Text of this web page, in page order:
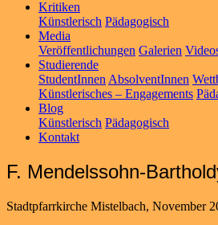
Kritiken
Künstlerisch Pädagogisch
Media
Veröffentlichungen Galerien
Studierende
StudentInnen AbsolventInnen
Künstlerisches – Engagements
Blog
Künstlerisch Pädagogisch
Kontakt
F. Mendelssohn-
Stadtpfarrkirche Mistelbach, November